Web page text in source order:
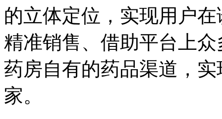
的立体定位，实现用户
精准销售、借助平台上
药房自有的药品渠道，
家。